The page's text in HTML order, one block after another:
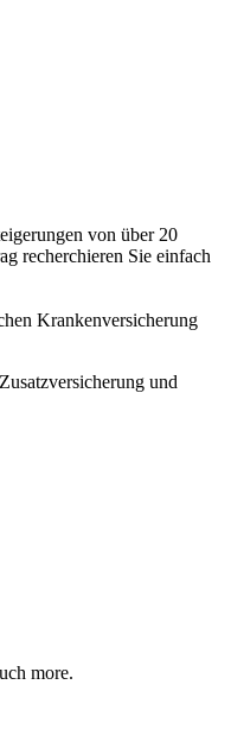
von über 20
recherchieren Sie einfach
Krankenversicherung
und
more.